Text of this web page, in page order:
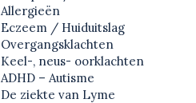
Allergieën
Eczeem / Huiduitslag
Overgangsklachten
Keel-, neus- oorklachten
ADHD – Autisme
De ziekte van Lyme